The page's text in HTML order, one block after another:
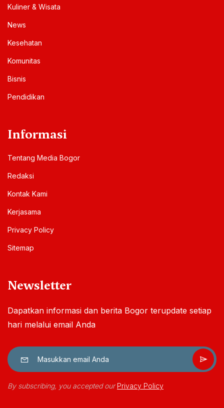
Kuliner & Wisata
News
Kesehatan
Komunitas
Bisnis
Pendidikan
Informasi
Tentang Media Bogor
Redaksi
Kontak Kami
Kerjasama
Privacy Policy
Sitemap
Newsletter
Dapatkan informasi dan berita Bogor terupdate setiap
hari melalui email Anda
By subscribing, you accepted ourPrivacy Policy